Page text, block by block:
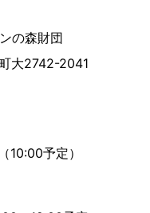
森財団
2742-2041
予定）
森へ